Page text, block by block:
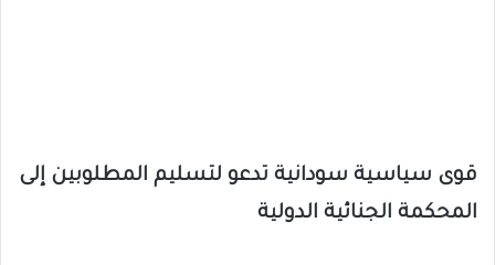
قوى سياسية سودانية تدعو لتسليم المطلوبين إلى
المحكمة الجنائية الدولية